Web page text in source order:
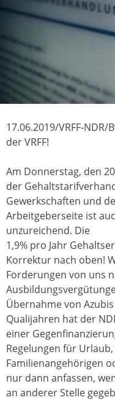
17.06.2019/VRFF-
der VRFF!
Am Donnerstag, den
der
Gewerkschaften und
Arbeitgeberseite ist
unzureichend. Die
1,9% pro Jahr
Korrektur nach oben!
Forderungen von uns
Übernahme von
Qualijahren hat der
einer
Regelungen für
Familienangehörigen
nur dann anfassen,
an anderer Stelle